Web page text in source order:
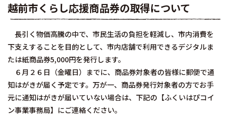
越前市くらし応援商品券の取得について
長引く物価高騰の中で、市民生活の負担を軽減し、市内消費を
下支えすることを目的として、市内店舗で利用できるデジタルま
たは紙商品券5,000円を発行します。
６月２６日（金曜日）までに、商品券対象者の皆様に郵便で通
知はがきが届く予定です。万が一、商品券発行対象者の方でお手
元に通知はがきが届いていない場合は、下記の【ふくいはぴコイ
ン事業事務局】にご連絡ください。